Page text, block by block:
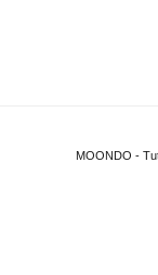
MOONDO -